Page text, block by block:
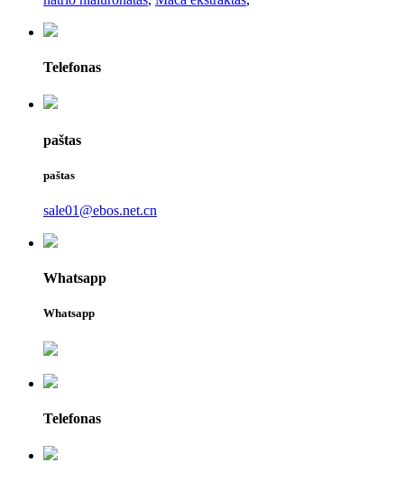
Telefonas
paštas
paštas
sale01@ebos.net.cn
Whatsapp
Whatsapp
Telefonas